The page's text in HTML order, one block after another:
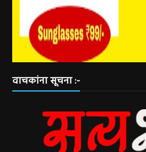
वाचकांना सूचना :-